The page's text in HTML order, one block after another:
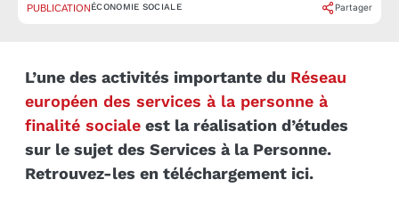
PUBLICATIONÉCONOMIE SOCIALE Partager
L’une des activités importante du Réseau
européen des services à la personne à
finalité socialeest la réalisation d’études
sur le sujet des Services à la Personne.
Retrouvez-les en téléchargement ici.